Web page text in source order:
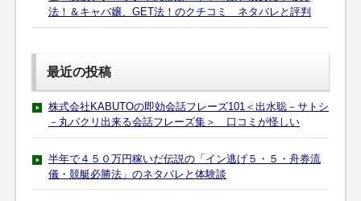
法！＆キャバ嬢、GET法！のクチコミ ネタバレと評判
最近の投稿
株式会社KABUTOの即効会話フレーズ101＜出水聡－サトシ
－丸パクリ出来る会話フレーズ集＞ 口コミが怪しい
半年で４５０万円稼いだ伝説の「イン逃げ５・５・舟券流
儀・競艇必勝法」のネタバレと体験談